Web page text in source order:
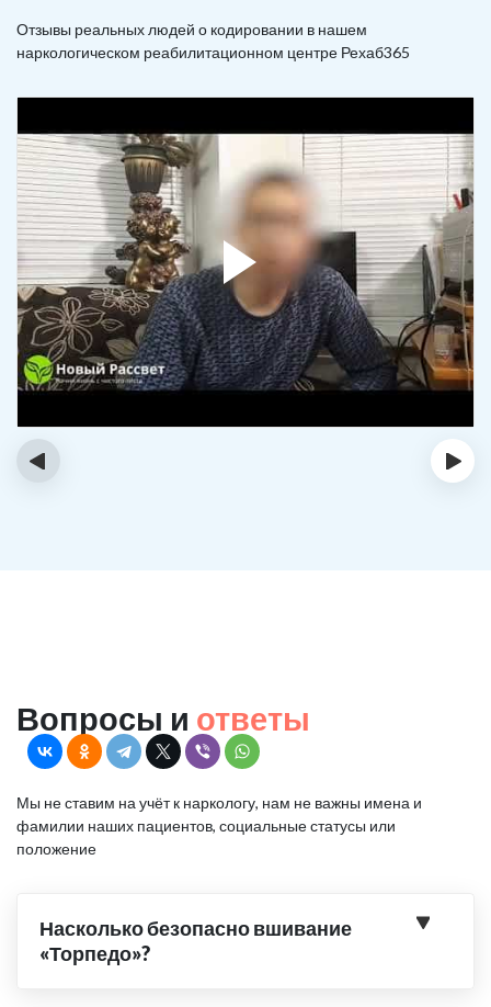
Отзывы реальных людей о кодировании в нашем
наркологическом реабилитационном центре Рехаб365
‹ ›
Вопросы и ответы
Мы не ставим на учёт к наркологу, нам не важны имена и
фамилии наших пациентов, социальные статусы или
положение
Насколько безопасно вшивание
«Торпедо»?